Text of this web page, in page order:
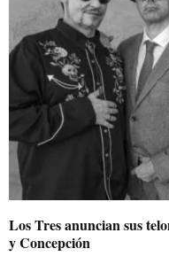
Los Tres anuncian sus
y Concepción